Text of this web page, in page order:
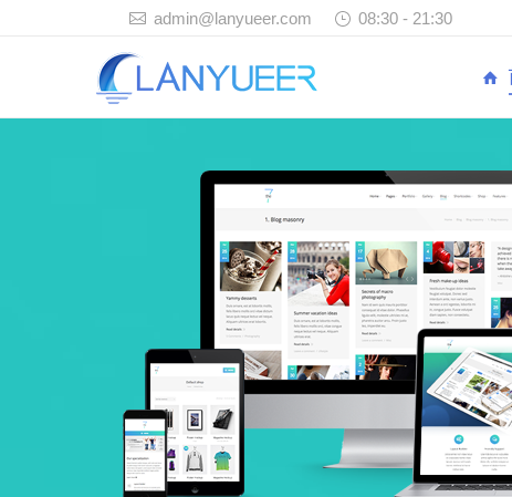
admin@lanyueer.com 08:30 - 21:30